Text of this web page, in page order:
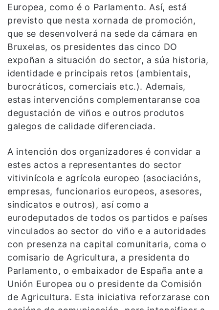
Europea, como é o Parlamento. Así, está
previsto que nesta xornada de promoción,
que se desenvolverá na sede da cámara en
Bruxelas, os presidentes das cinco DO
expoñan a situación do sector, a súa historia,
identidade e principais retos (ambientais,
burocráticos, comerciais etc.). Ademais,
estas intervencións complementaranse coa
degustación de viños e outros produtos
galegos de calidade diferenciada.
A intención dos organizadores é convidar a
estes actos a representantes do sector
vitivinícola e agrícola europeo (asociacións,
empresas, funcionarios europeos, asesores,
sindicatos e outros), así como a
eurodeputados de todos os partidos e países
vinculados ao sector do viño e a autoridades
con presenza na capital comunitaria, coma o
comisario de Agricultura, a presidenta do
Parlamento, o embaixador de España ante a
Unión Europea ou o presidente da Comisión
de Agricultura. Esta iniciativa reforzarase con